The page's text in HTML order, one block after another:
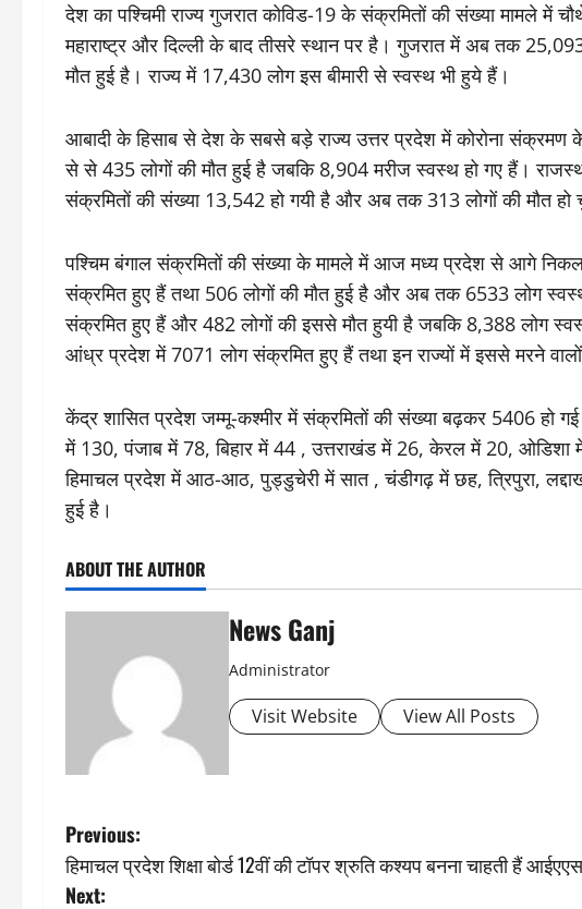
देश का पश्चिमी राज्य गुजरात कोविड-19 के संक्रमितों की संख्या मामले में
महाराष्ट्र और दिल्ली के बाद तीसरे स्थान पर है। गुजरात में अब तक
मौत हुई है। राज्य में 17,430 लोग इस बीमारी से स्वस्थ भी हुये हैं।
आबादी के हिसाब से देश के सबसे बड़े राज्य उत्तर प्रदेश में कोरोना
से से 435 लोगों की मौत हुई है जबकि 8,904 मरीज स्वस्थ हो गए हैं।
संक्रमितों की संख्या 13,542 हो गयी है और अब तक 313 लोगों की मौत
पश्चिम बंगाल संक्रमितों की संख्या के मामले में आज मध्य प्रदेश से आगे निकल
संक्रमित हुए हैं तथा 506 लोगों की मौत हुई है और अब तक 6533 लोग
संक्रमित हुए हैं और 482 लोगों की इससे मौत हुयी है जबकि 8,388 लोग
आंध्र प्रदेश में 7071 लोग संक्रमित हुए हैं तथा इन राज्यों में इससे मरने
केंद्र शासित प्रदेश जम्मू-कश्मीर में संक्रमितों की संख्या बढ़कर 5406 हो
में 130, पंजाब में 78, बिहार में 44 , उत्तराखंड में 26, केरल में 20,
हिमाचल प्रदेश में आठ-आठ, पुड्डुचेरी में सात , चंडीगढ़ में छह, त्रिपुरा,
हुई है।
ABOUT THE AUTHOR
News Ganj
Administrator
Visit Website View All Posts
P
o
Previous:
हिमाचल प्रदेश शिक्षा बोर्ड 12वीं की टॉपर श्रुति कश्यप बनना चाहती हैं आईएएस
Next: